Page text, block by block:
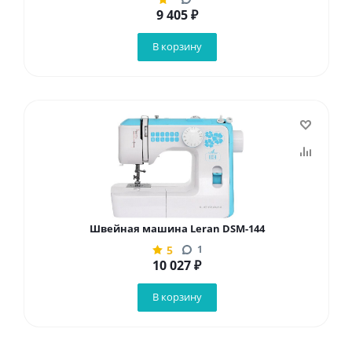
9 405₽
В корзину
Швейная машина Leran DSM-144
5 1
10 027₽
В корзину